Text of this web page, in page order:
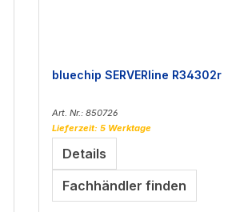
bluechip SERVERline R34302r
Art. Nr.: 850726
Lieferzeit: 5 Werktage
Details
Fachhändler finden